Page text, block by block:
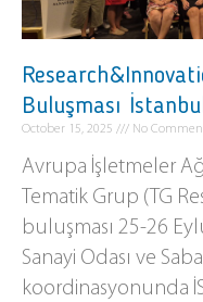
Buluşması
October 15, 2025 No
Avrupa İşletmeler
Tematik Grup (TG
buluşması 25-26
Sanayi Odası ve
koordinasyonunda